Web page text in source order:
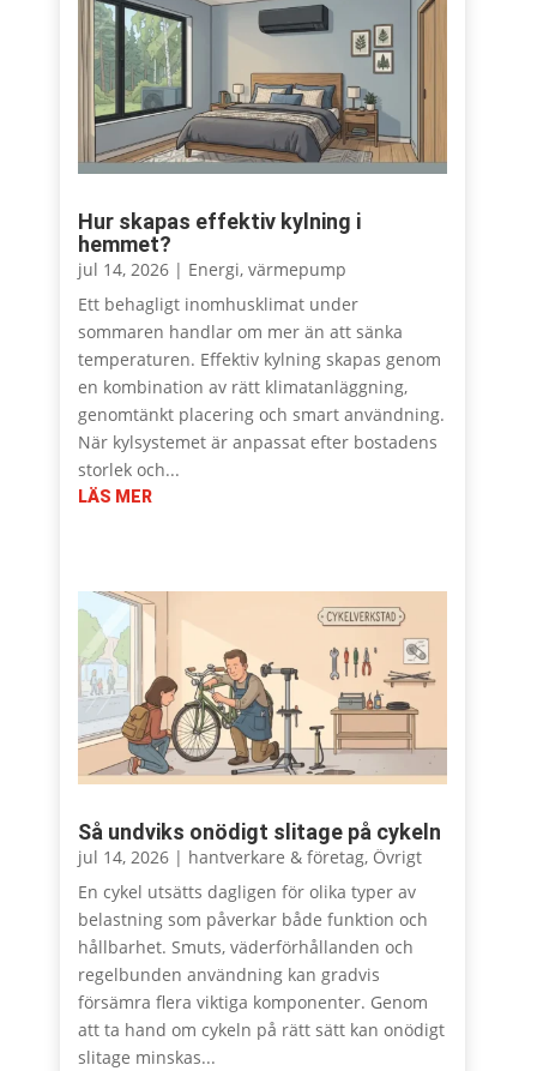
Hur skapas effektiv kylning i
hemmet?
jul 14, 2026| Energi, värmepump
Ett behagligt inomhusklimat under
sommaren handlar om mer än att sänka
temperaturen. Effektiv kylning skapas genom
en kombination av rätt klimatanläggning,
genomtänkt placering och smart användning.
När kylsystemet är anpassat efter bostadens
storlek och...
LÄS MER
Så undviks onödigt slitage på cykeln
jul 14, 2026| hantverkare & företag, Övrigt
En cykel utsätts dagligen för olika typer av
belastning som påverkar både funktion och
hållbarhet. Smuts, väderförhållanden och
regelbunden användning kan gradvis
försämra flera viktiga komponenter. Genom
att ta hand om cykeln på rätt sätt kan onödigt
slitage minskas...